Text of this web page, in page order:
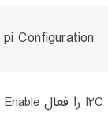
Configuration